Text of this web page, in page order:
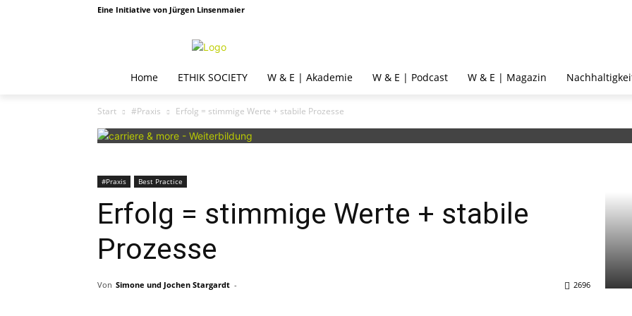
Eine Initiative von Jürgen Linsenmaier
Home ETHIK SOCIETY W & E | Akademie W & E | Podcast W & E | Magazin
Start #Praxis Erfolg = stimmige Werte + stabile Prozesse
#Praxis Best Practice
Erfolg = stimmige Werte + stabile
Prozesse
Von Simone und Jochen Stargardt - 2696